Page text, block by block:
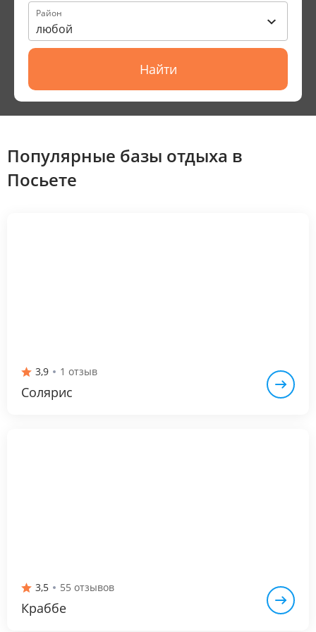
Район
любой
Найти
Популярные базы отдыха в
Посьете
3,9 1 отзыв
Солярис
3,5 55 отзывов
Краббе